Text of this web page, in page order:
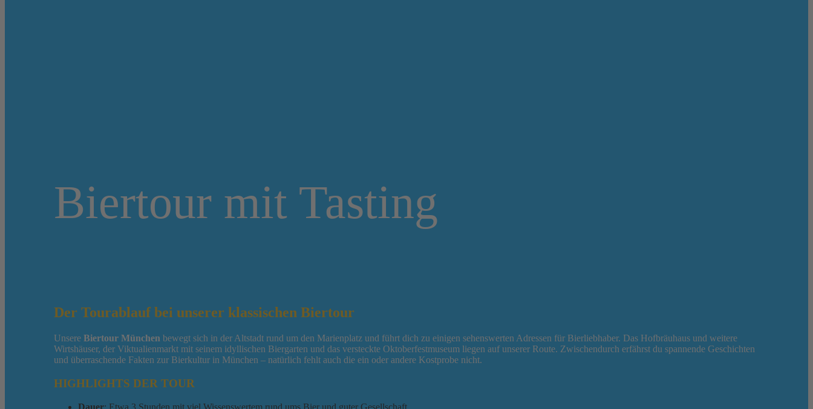
Biertour mit Tasting
Der Tourablaufbei unserer klassischen Biertour
Unsere Biertour München bewegt sich in der Altstadt rund um den Marienplatz und führt dich zu einigen sehenswerten Adressen für Bierliebhaber. Das Hofbräuhaus und weitere
Wirtshäuser, der Viktualienmarkt mit seinem idyllischen Biergarten und das versteckte Oktoberfestmuseum liegen auf unserer Route. Zwischendurch erfährst du spannende Geschichten
und überraschende Fakten zur Bierkultur in München – natürlich fehlt auch die ein oder andere Kostprobe nicht.
HIGHLIGHTS DER TOUR
Dauer: Etwa 3 Stunden mit viel Wissenswertem rund ums Bier und guter Gesellschaft